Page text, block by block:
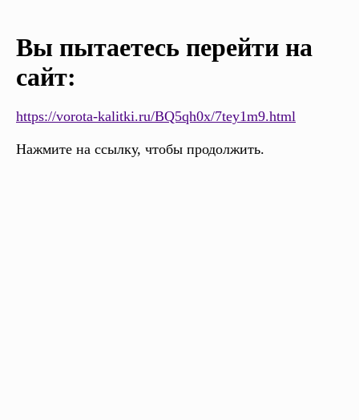
Вы пытаетесь перейти на
сайт:
https://vorota-kalitki.ru/BQ5qh0x/7tey1m9.html
Нажмите на ссылку, чтобы продолжить.